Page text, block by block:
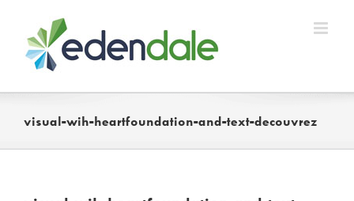
content
visual-wih-heartfoundation-and-text-decouvrez